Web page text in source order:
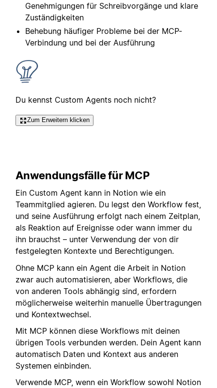
Genehmigungen für Schreibvorgänge und klare
Zuständigkeiten
Behebung häufiger Probleme bei der MCP-
Verbindung und bei der Ausführung
Du kennst Custom Agents noch nicht?
Zum Erweitern klicken
Anwendungsfälle für MCP
Ein Custom Agent kann in Notion wie ein
Teammitglied agieren. Du legst den Workflow fest,
und seine Ausführung erfolgt nach einem Zeitplan,
als Reaktion auf Ereignisse oder wann immer du
ihn brauchst – unter Verwendung der von dir
festgelegten Kontexte und Berechtigungen.
Ohne MCP kann ein Agent die Arbeit in Notion
zwar auch automatisieren, aber Workflows, die
von anderen Tools abhängig sind, erfordern
möglicherweise weiterhin manuelle Übertragungen
und Kontextwechsel.
Mit MCP können diese Workflows mit deinen
übrigen Tools verbunden werden. Dein Agent kann
automatisch Daten und Kontext aus anderen
Systemen einbinden.
Verwende MCP, wenn ein Workflow sowohl Notion